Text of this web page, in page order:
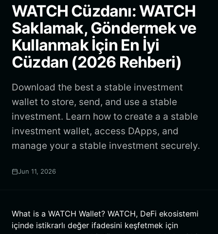
Bahasa Indonesia
ภาษาไทย
हिन्दी
Español
Português (Brasil)
WATCH Cüzdanı: WATCH
Saklamak, Göndermek ve
Kullanmak İçin En İyi
Cüzdan (2026 Rehberi)
Download the best a stable investment
wallet to store, send, and use a stable
investment. Learn how to create a a stable
investment wallet, access DApps, and
manage your a stable investment securely.
Jun 11, 2026
What is a WATCH Wallet? WATCH, DeFi ekosistemi
içinde istikrarlı değer ifadesini keşfetmek için